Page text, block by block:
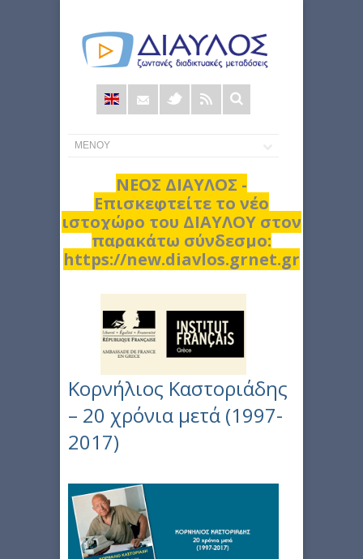
Φόρμα
αναζήτησης
ΝΕΟΣ ΔΙΑΥΛΟΣ -
Επισκεφτείτε το νέο
ιστοχώρο του ΔΙΑΥΛΟΥ στον
παρακάτω σύνδεσμο:
https://new.diavlos.grnet.gr
Κορνήλιος Καστοριάδης
– 20 χρόνια μετά (1997-
2017)